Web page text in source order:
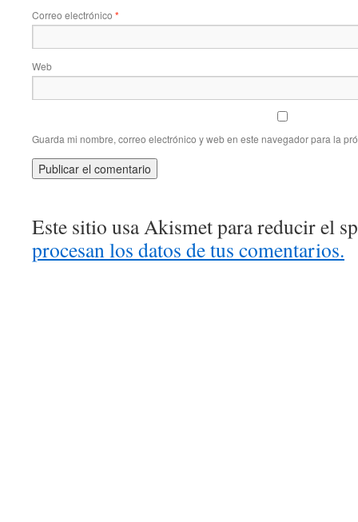
Correo electrónico *
Web
Guarda mi nombre, correo electrónico y web en este navegador para la
Este sitio usa Akismet para reducir el
procesan los datos de tus comentarios.